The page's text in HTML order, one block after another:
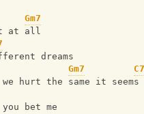
Gm7
at all
dreams
Gm7
C7
hurt the same it seems
bet me